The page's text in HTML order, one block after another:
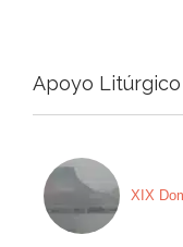
Apoyo Litúrgico
XIX